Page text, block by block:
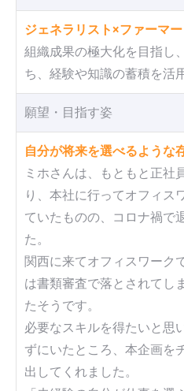
ジェネラリスト×ファーマー
組織成果の極大化を目指し
ち、経験や知識の蓄積を活
願望・目指す姿
自分が将来を選べるような
ミホさんは、もともと正社
り、本社に行ってオフィス
ていたものの、コロナ禍で
た。
関西に来てオフィスワーク
は書類審査で落とされてし
たそうです。
必要なスキルを得たいと思
ずにいたところ、本企画を
出してくれました。